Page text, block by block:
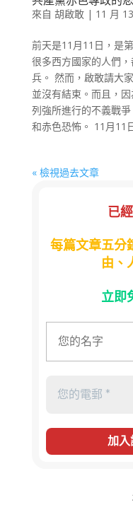
來自 胡啟敢| 11 月
前天是11月11日，是
很多西方國家的人們
兵。 然而，啟敢請大
並沒有結束。而且，
列強所進行的不義戰
和赤色恐怖。 11月11
« 檢視過去文章
已
每篇文章五分
由、
立即